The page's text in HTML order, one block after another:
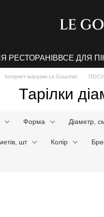
РЕСТОРАНІВВСЕ ДЛЯ
Інтернет-магазин Le Gourmet
Тарілки
Форма Діаметр,
шт Колір